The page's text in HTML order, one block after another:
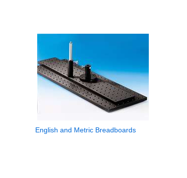
English and Metric Breadboards